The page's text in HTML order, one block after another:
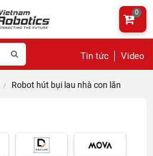
Tin tức Video
0
Robot hút bụi lau nhà con lăn